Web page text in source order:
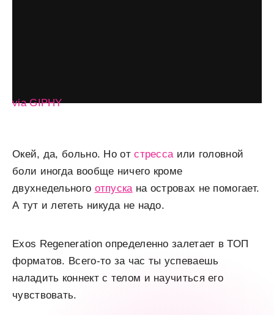
via GIPHY
Окей, да, больно. Но отстрессаили головной
боли иногда вообще ничего кроме
двухнедельного отпускана островах не помогает.
А тут и лететь никуда не надо.
Exos Regeneration определенно залетает в ТОП
форматов. Всего-то за час ты успеваешь
наладить коннект с телом и научиться его
чувствовать.